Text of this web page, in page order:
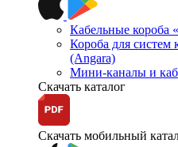
Кабельные короба
Короба для систем
(Angara)
Мини-каналы и
Скачать каталог
Скачать мобильный